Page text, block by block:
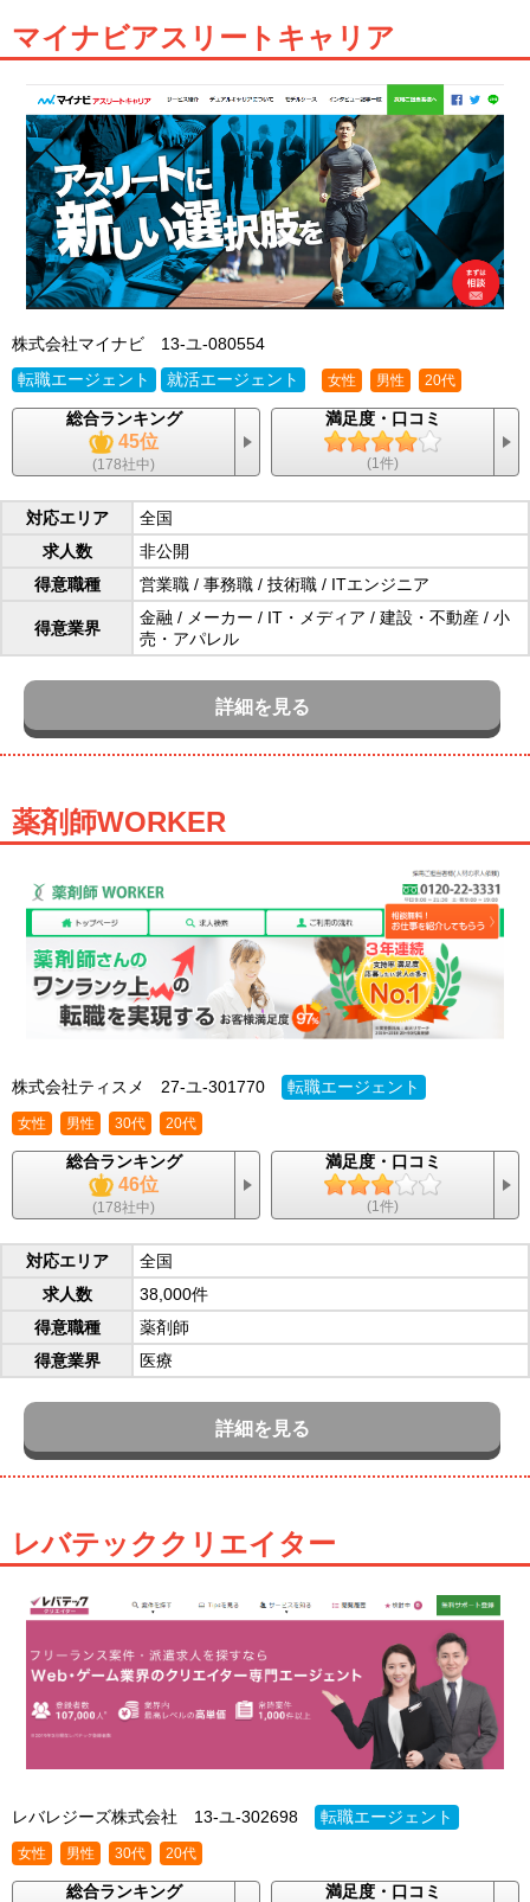
マイナビアスリートキャリア
株式会社マイナビ
13-ユ-080554
転職エージェント
就活エージェント 女性 男性 20代
総合ランキング
45位
(178社中)
満足度・口コミ
(1件)
対応エリア
全国
求人数
非公開
得意職種
営業職 / 事務職 / 技術職 / ITエンジニア
得意業界
金融 / メーカー / IT・メディア / 建設・不動産 / 小
売・アパレル
詳細を見る
薬剤師WORKER
株式会社ティスメ 27-ユ-301770 転職エージェント
女性 男性 30代 20代
総合ランキング
46位
(178社中)
満足度・口コミ
(1件)
対応エリア
全国
求人数
38,000件
得意職種
薬剤師
得意業界
医療
詳細を見る
レバテッククリエイター
レバレジーズ株式会社 13-ユ-302698 転職エージェント
女性 男性 30代 20代
総合ランキング 満足度・口コミ